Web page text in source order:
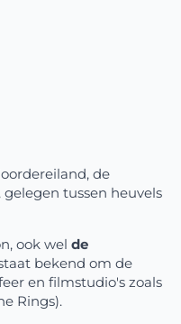
de
tussen heuvels
ook wel de
bekend om de
en filmstudio's zoals
Rings).